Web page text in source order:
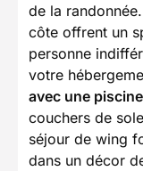
de la randonnée.
côte offrent un
personne
votre
avec une piscine
couchers de
séjour de wing
dans un décor